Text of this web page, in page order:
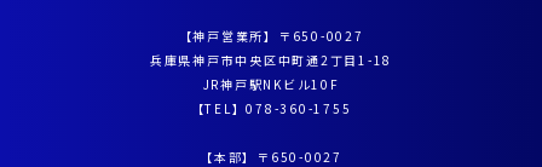
【神戸営業所】〒650-0027
兵庫県神戸市中央区中町通2丁目1-18
JR神戸駅NKビル10F
【TEL】078-360-1755
【本部】〒650-0027